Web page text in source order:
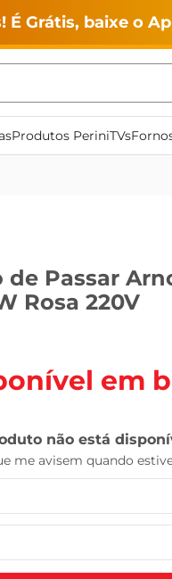
Grátis, baixe o
Produtos PeriniTVs
de Passar
Rosa 220V
em